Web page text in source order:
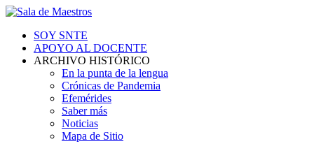
SOY SNTE
APOYO AL DOCENTE
ARCHIVO HISTÓRICO
En la punta de la lengua
Crónicas de Pandemia
Efemérides
Saber más
Noticias
Mapa de Sitio